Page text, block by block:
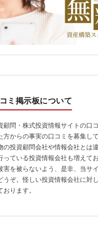
ミ掲示板について
顧問・株式投資情報サイトの口
方からの事実の口コミを募集し
の投資顧問会社や情報会社とは
っている投資情報会社も増えて
害を被らないよう、是非、当サ
うぞ。怪しい投資情報会社に対
ります。